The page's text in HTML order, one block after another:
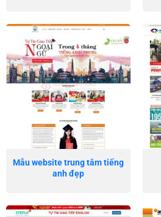
Mẫu website trung tâm tiếng
anh đẹp